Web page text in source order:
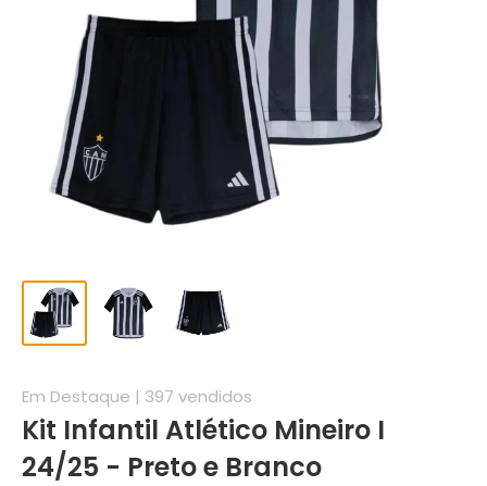
Em Destaque | 397 vendidos
Kit Infantil Atlético Mineiro I
24/25 - Preto e Branco